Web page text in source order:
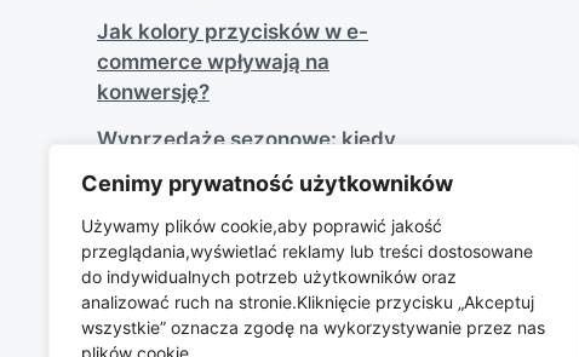
Cenimy prywatność użytkowników
Używamy plików cookie,aby poprawić jakość
przeglądania,wyświetlać reklamy lub treści dostosowane
do indywidualnych potrzeb użytkowników oraz
analizować ruch na stronie.Kliknięcie przycisku „Akceptuj
wszystkie” oznacza zgodę na wykorzystywanie przez nas
plików cookie.
Jak kolory przycisków w e-
commerce wpływają na
konwersję?
Wyprzedaże sezonowe: kiedy
kupować ubrania najtaniej?
Odpowiedzialność społeczna
biznesu jako silne narzędzie
wizerunkowe
Promocje na koniec roku – co